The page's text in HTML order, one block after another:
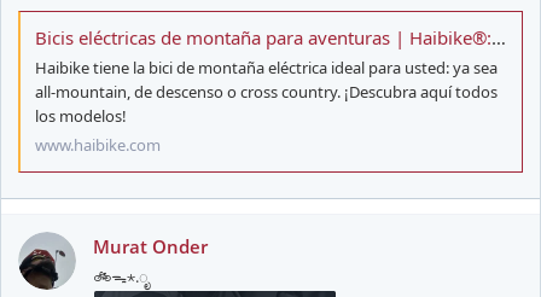
Bicis eléctricas de montaña para aventuras | Haibike®: eMountainb
Haibike tiene la bici de montaña eléctrica ideal para usted: ya sea
all-mountain, de descenso o cross country. ¡Descubra aquí todos
los modelos!
www.haibike.com
Murat Onder
🚲ᯓ⋆.ೃ